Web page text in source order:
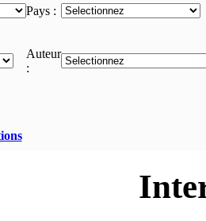
Pays :
Auteur
: